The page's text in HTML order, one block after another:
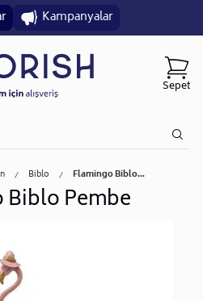
Kampanyalar
Sepet
Biblo Flamingo Biblo...
Biblo Pembe